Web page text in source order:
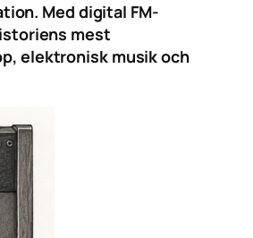
Med digital FM-
mest
elektronisk musik och